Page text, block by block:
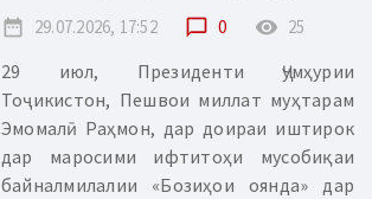
date_range 29.07.2026, 17:52 chat_bubble_outline 0 remove_red_eye 25
29 июл, Президенти Ҷумҳурии
Тоҷикистон, Пешвои миллат муҳтарам
Эмомалӣ Раҳмон, дар доираи иштирок
дар маросими ифтитоҳи мусобиқаи
байналмилалии «Бозиҳои оянда» дар